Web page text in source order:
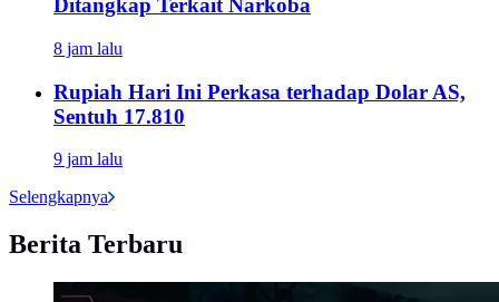
Ditangkap Terkait Narkoba
8 jam lalu
Rupiah Hari Ini Perkasa terhadap Dolar AS,
Sentuh 17.810
9 jam lalu
Selengkapnya
Berita Terbaru